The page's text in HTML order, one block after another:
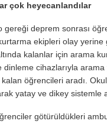
çok heyecanlandılar
gereği deprem sonrası
ekipleri olay yerine
kalanlar için arama
dinleme cihazlarıyla
öğrencileri aradı.
yatay ve dikey sistemle
götürüldükleri